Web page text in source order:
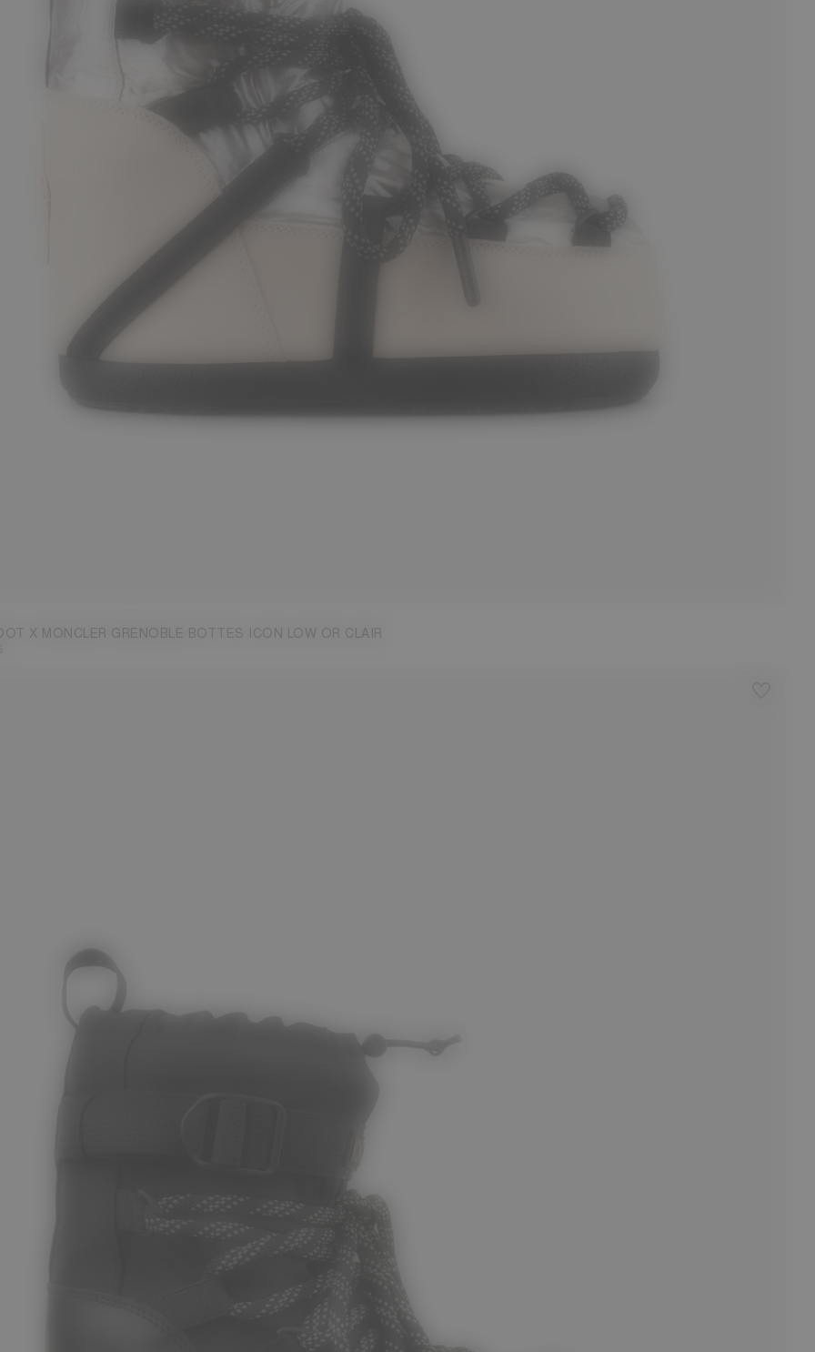
X MONCLER GRENOBLE BOTTES ICON LOW OR CLAIR